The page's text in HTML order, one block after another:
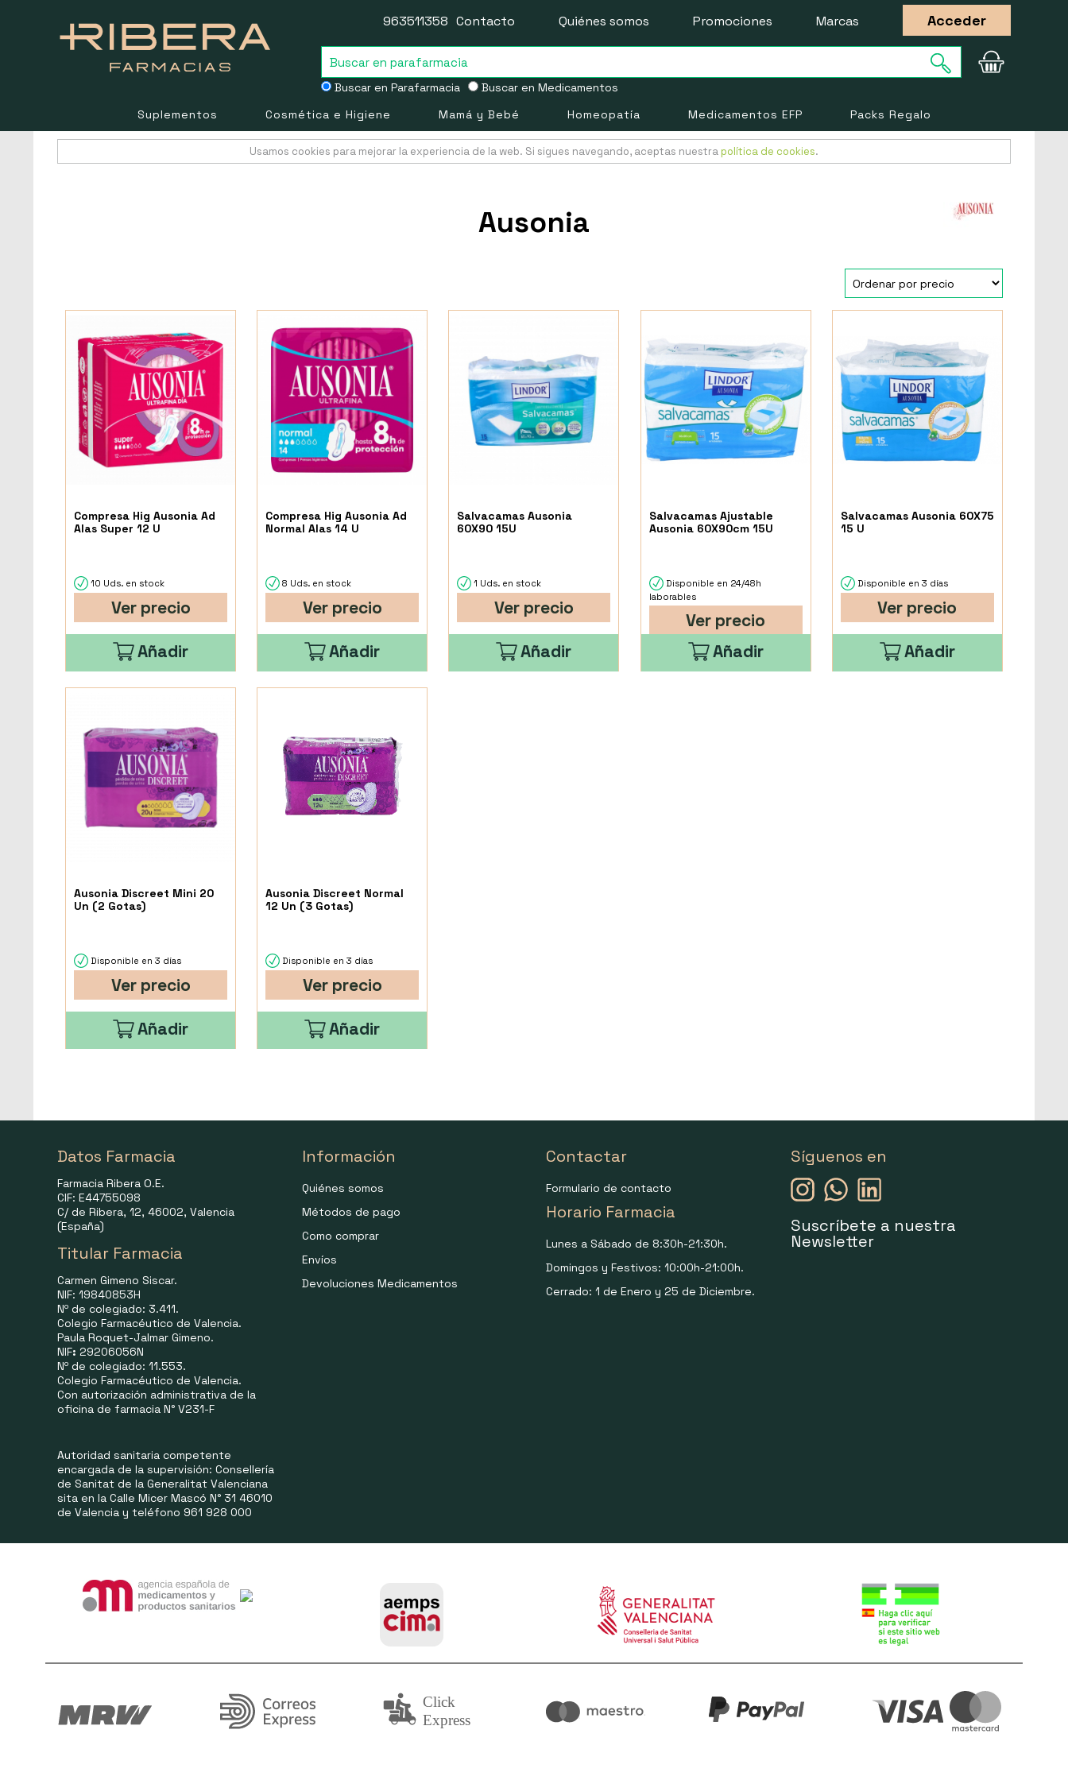
Buscar en Parafarmacia Buscar en Medicamentos
963511358 Contacto Quiénes somos Promociones Marcas Acceder
Suplementos Cosmética e Higiene Mamá y Bebé Homeopatía Medicamentos EFP Packs Regalo
Usamos cookies para mejorar la experiencia de la web. Si sigues navegando, aceptas nuestra política de cookies.
Ausonia
Compresa Hig Ausonia Ad
Alas Super 12 U
10 Uds. en stock
Ver precio
Añadir
Compresa Hig Ausonia Ad
Normal Alas 14 U
8 Uds. en stock
Ver precio
Añadir
Salvacamas Ausonia
60X90 15U
1 Uds. en stock
Ver precio
Añadir
Salvacamas Ajustable
Ausonia 60X90cm 15U
Disponible en 24/48h
laborables
Ver precio
Añadir
Salvacamas Ausonia 60X75
15 U
Disponible en 3 días
Ver precio
Añadir
Ausonia Discreet Mini 20
Un (2 Gotas)
Disponible en 3 días
Ver precio
Añadir
Ausonia Discreet Normal
12 Un (3 Gotas)
Disponible en 3 días
Ver precio
Añadir
Datos Farmacia
Farmacia Ribera O.E.
CIF: E44755098
C/ de Ribera, 12, 46002, Valencia
(España)
Titular Farmacia
Carmen Gimeno Siscar.
NIF: 19840853H
Nº de colegiado: 3.411.
Colegio Farmacéutico de Valencia.
Paula Roquet-Jalmar Gimeno.
NIF: 29206056N
Nº de colegiado: 11.553.
Colegio Farmacéutico de Valencia.
Con autorización administrativa de la
oficina de farmacia N° V231-F
Autoridad sanitaria competente
encargada de la supervisión: Consellería
de Sanitat de la Generalitat Valenciana
sita en la Calle Micer Mascó N° 31 46010
de Valencia y teléfono 961 928 000
Información
Quiénes somos
Métodos de pago
Como comprar
Envíos
Devoluciones Medicamentos
Contactar
Formulario de contacto
Horario Farmacia
Lunes a Sábado de 8:30h-21:30h.
Domingos y Festivos: 10:00h-21:00h.
Cerrado: 1 de Enero y 25 de Diciembre.
Síguenos en
Suscríbete a nuestra
Newsletter